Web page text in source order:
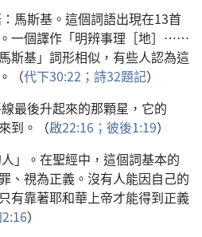
： 馬斯基 。 這個詞語出現在13首
。 一個譯作 「明辨事理 ［地］……
馬斯基」 詞形相似 ， 有些人認為這
。（代下30:22； 詩32題記）
最後升起來的那顆星 ， 它的
來到 。（啟22:16； 彼後1:19）
人 」。 在聖經中 ， 這個詞基本的
、 視為正義 。 沒有人能因自己的
只有靠著耶和華 上帝才能得到正義
2:16）